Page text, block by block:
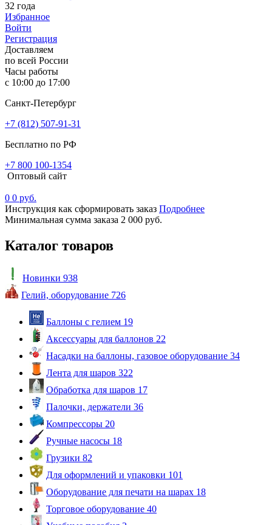
32 года
Избранное
Войти
Регистрация
Доставляем
по всей России
Часы работы
с 10:00 до 17:00
Санкт-Петербург
+7 (812) 507-91-31
Бесплатно по РФ
+7 800 100-1354
Оптовый сайт
0 0 руб.
Инструкция как сформировать заказ Подробнее
Минимальная сумма заказа 2 000 руб.
Каталог товаров
Новинки 938
Гелий, оборудование 726
Баллоны с гелием 19
Аксессуары для баллонов 22
Насадки на баллоны, газовое оборудование 34
Лента для шаров 322
Обработка для шаров 17
Палочки, держатели 36
Компрессоры 20
Ручные насосы 18
Грузики 82
Для оформлений и упаковки 101
Оборудование для печати на шарах 18
Торговое оборудование 40